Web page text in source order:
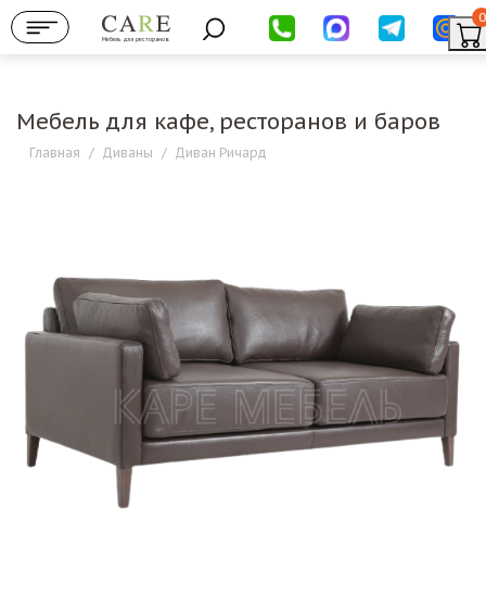
Мебель для ресторанов
0
Мебель для кафе, ресторанов и баров
Главная / Диваны / Диван Ричард